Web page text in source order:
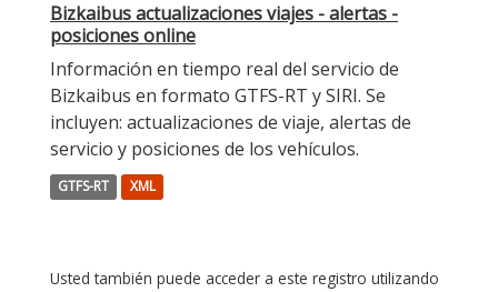
Bizkaibus actualizaciones viajes - alertas -
posiciones online
Información en tiempo real del servicio de
Bizkaibus en formato GTFS-RT y SIRI. Se
incluyen: actualizaciones de viaje, alertas de
servicio y posiciones de los vehículos.
GTFS-RT XML
Usted también puede acceder a este registro utilizando